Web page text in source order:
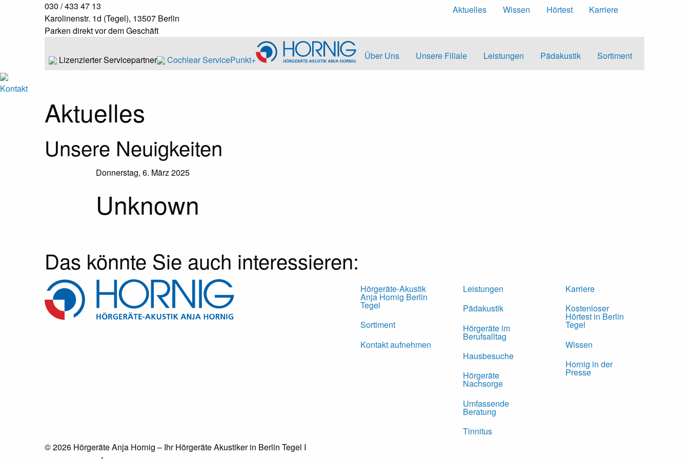
030 / 433 47 13
Karolinenstr. 1d (Tegel), 13507 Berlin
Parken direkt vor dem Geschäft
Aktuelles Wissen Hörtest Karriere
Lizenzierter Servicepartner Cochlear ServicePunkt+ Über Uns Unsere Filiale Leistungen Pädakustik Sortiment
Kontakt
Aktuelles
Unsere Neuigkeiten
Donnerstag, 6. März 2025
Unknown
Das könnte Sie auch interessieren:
Hörgeräte-Akustik
Anja Hornig Berlin
Tegel
Sortiment
Kontakt aufnehmen
Leistungen
Pädakustik
Hörgeräte im
Berufsalltag
Hausbesuche
Hörgeräte
Nachsorge
Umfassende
Beratung
Tinnitus
Karriere
Kostenloser
Hörtest in Berlin
Tegel
Wissen
Hornig in der
Presse
© 2026 Hörgeräte Anja Hornig – Ihr Hörgeräte Akustiker in Berlin Tegel I